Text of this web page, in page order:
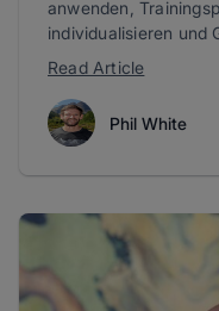
anwenden,
individualisieren und
Read Article
Phil White